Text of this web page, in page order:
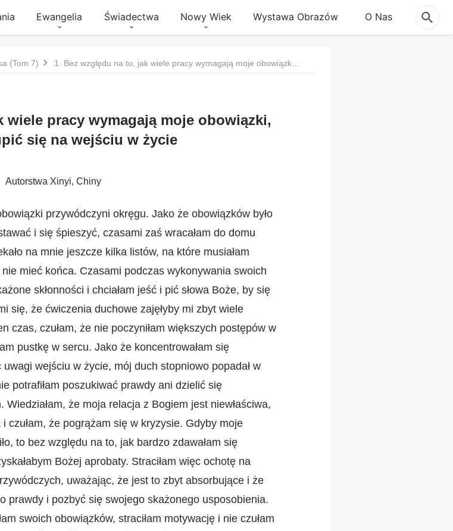
Ewangelia Świadectwa Nowy Wiek Wystawa Obrazów O Nas
(Tom 7)
wiele pracy wymagają moje obowiązki,
się na wejściu w życie
Autorstwa Xinyi, Chiny
przywódczyni okręgu. Jako że obowiązków było
i się śpieszyć, czasami zaś wracałam do domu
na mnie jeszcze kilka listów, na które musiałam
mieć końca. Czasami podczas wykonywania swoich
skłonności i chciałam jeść i pić słowa Boże, by się
się, że ćwiczenia duchowe zajęłyby mi zbyt wiele
czas, czułam, że nie poczyniłam większych postępów w
pustkę w sercu. Jako że koncentrowałam się
wejściu w życie, mój duch stopniowo popadał w
potrafiłam poszukiwać prawdy ani dzielić się
że moja relacja z Bogiem jest niewłaściwa,
czułam, że pogrążam się w kryzysie. Gdyby moje
to bez względu na to, jak bardzo zdawałam się
Bożej aprobaty. Straciłam więc ochotę na
uważając, że jest to zbyt absorbujące i że
prawdy i pozbyć się swojego skażonego usposobienia.
swoich obowiązków, straciłam motywację i nie czułam